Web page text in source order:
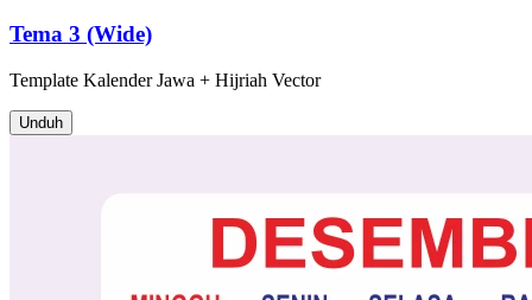
Tema 3 (Wide)
Template Kalender Jawa + Hijriah Vector
Unduh